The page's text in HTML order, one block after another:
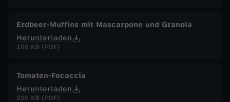
Erdbeer-Muffins mit Mascarpone und Granola
Herunterladen
100 KB (PDF)
Tomaten-Focaccia
Herunterladen
200 KB (PDF)